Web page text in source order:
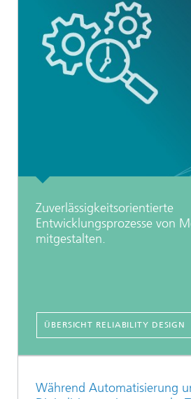
Zuverlässigkeitsorientierte
Entwicklungsprozesse von
mitgestalten.
ÜBERSICHT RELIABILITY DESIGN
Während Automatisierung